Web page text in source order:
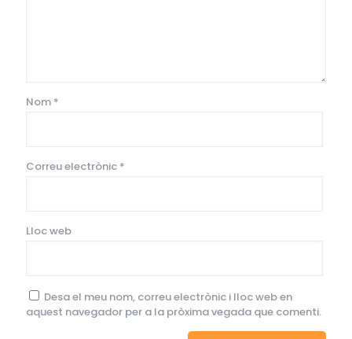
Nom *
Correu electrònic *
Lloc web
Desa el meu nom, correu electrònic i lloc web en
aquest navegador per a la pròxima vegada que comenti.